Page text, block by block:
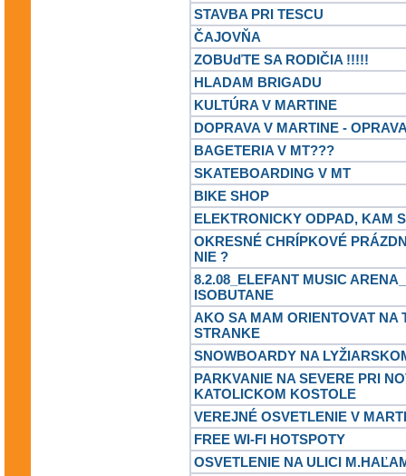
STAVBA PRI TESCU
ČAJOVŇA
ZOBUďTE SA RODIČIA !!!!!
HLADAM BRIGADU
KULTÚRA V MARTINE
DOPRAVA V MARTINE -
BAGETERIA V MT???
SKATEBOARDING V MT
BIKE SHOP
ELEKTRONICKY ODPAD, KAM
OKRESNÉ CHRÍPKOVÉ
NIE ?
8.2.08_ELEFANT MUSIC
ISOBUTANE
AKO SA MAM ORIENTOVAT NA
STRANKE
SNOWBOARDY NA
PARKVANIE NA SEVERE PRI
KATOLICKOM KOSTOLE
VEREJNÉ OSVETLENIE V
FREE WI-FI HOTSPOTY
OSVETLENIE NA ULICI